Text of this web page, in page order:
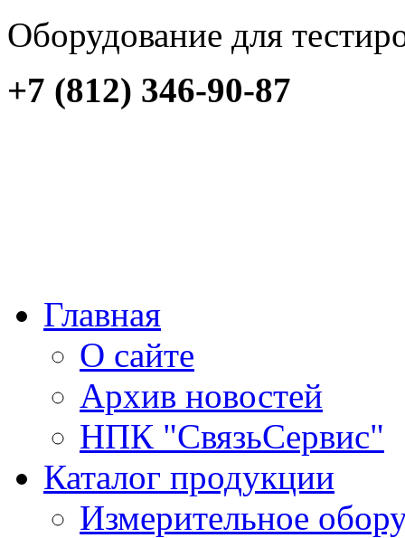
Оборудование для
+7 (812) 346-90-87
Главная
О сайте
Архив новостей
НПК "СвязьСервис"
Каталог продукции
Измерительное